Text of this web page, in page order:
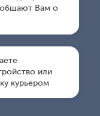
Вам о
или
курьером